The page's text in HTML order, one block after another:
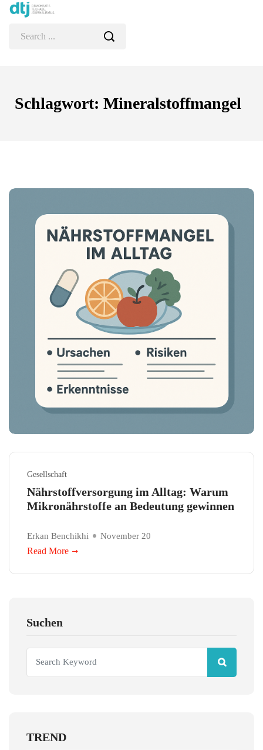
Schlagwort: Mineralstoffmangel
Gesellschaft
Nährstoffversorgung im Alltag: Warum
Mikronährstoffe an Bedeutung gewinnen
Erkan Benchikhi November 20
Read More
Suchen
TREND